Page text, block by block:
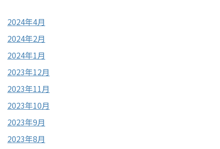
2024年4月
2024年2月
2024年1月
2023年12月
2023年11月
2023年10月
2023年9月
2023年8月